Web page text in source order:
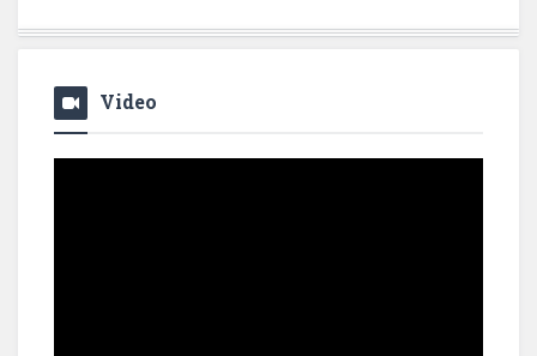
Video